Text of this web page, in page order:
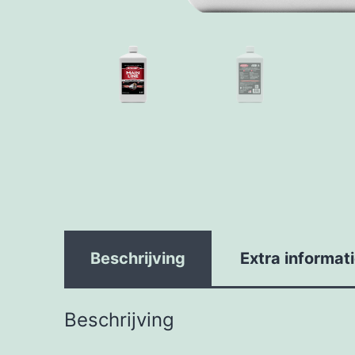
Beschrijving Extra
Beschrijving